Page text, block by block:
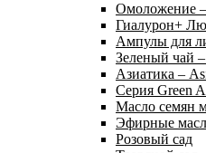
Омоложение
Гиалурон+
Ампулы для
Зеленый чай –
Азиатика –
Серия Green
Масло семян
Эфирные
Розовый сад